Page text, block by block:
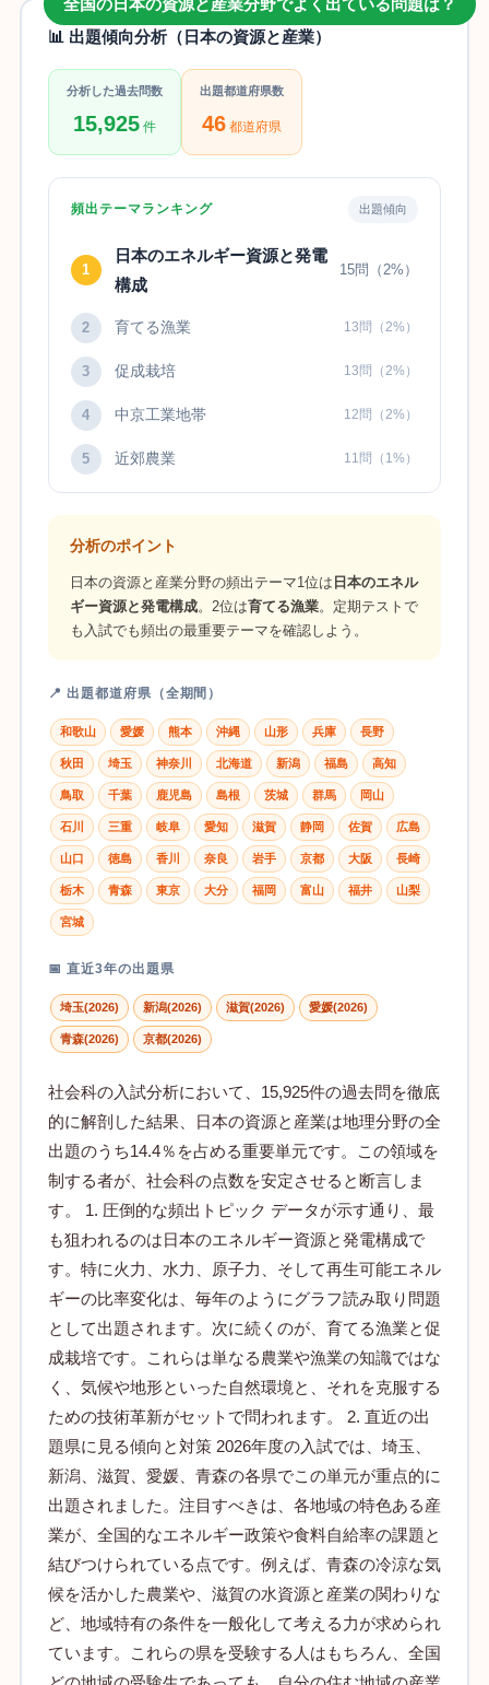
📊 出題傾向分析（日本の資源と産業）
分析した過去問数
15,925件
出題都道府県数
46都道府県
頻出テーマランキング 出題傾向
1
日本のエネルギー資源と発電
構成
15問（2%）
2 育てる漁業 13問（2%）
3 促成栽培 13問（2%）
4 中京工業地帯 12問（2%）
5 近郊農業 11問（1%）
分析のポイント
日本の資源と産業分野の頻出テーマ1位は 日本のエネル
ギー資源と発電構成。2位は育てる漁業。定期テストで
も入試でも頻出の最重要テーマを確認しよう。
📍 出題都道府県（全期間）
和歌山 愛媛 熊本 沖縄 山形 兵庫 長野
秋田 埼玉 神奈川 北海道 新潟 福島 高知
鳥取 千葉 鹿児島 島根 茨城 群馬 岡山
石川 三重 岐阜 愛知 滋賀 静岡 佐賀 広島
山口 徳島 香川 奈良 岩手 京都 大阪 長崎
栃木 青森 東京 大分 福岡 富山 福井 山梨
宮城
📅 直近3年の出題県
埼玉(2026) 新潟(2026) 滋賀(2026) 愛媛(2026)
青森(2026) 京都(2026)
社会科の入試分析において、15,925件の過去問を徹底
的に解剖した結果、日本の資源と産業は地理分野の全
出題のうち14.4％を占める重要単元です。この領域を
制する者が、社会科の点数を安定させると断言しま
す。 1. 圧倒的な頻出トピック データが示す通り、最
も狙われるのは日本のエネルギー資源と発電構成で
す。特に火力、水力、原子力、そして再生可能エネル
ギーの比率変化は、毎年のようにグラフ読み取り問題
として出題されます。次に続くのが、育てる漁業と促
成栽培です。これらは単なる農業や漁業の知識ではな
く、気候や地形といった自然環境と、それを克服する
ための技術革新がセットで問われます。 2. 直近の出
題県に見る傾向と対策 2026年度の入試では、埼玉、
新潟、滋賀、愛媛、青森の各県でこの単元が重点的に
出題されました。注目すべきは、各地域の特色ある産
業が、全国的なエネルギー政策や食料自給率の課題と
結びつけられている点です。例えば、青森の冷涼な気
候を活かした農業や、滋賀の水資源と産業の関わりな
ど、地域特有の条件を一般化して考える力が求められ
ています。これらの県を受験する人はもちろん、全国